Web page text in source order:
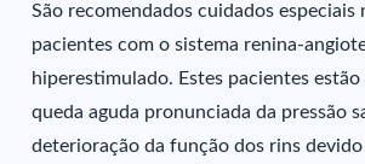
São recomendados cuidados
pacientes com o sistema renina-
hiperestimulado. Estes pacientes
queda aguda pronunciada da pressão
deterioração da função dos rins